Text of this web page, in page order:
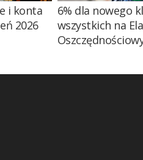
i konta
2026
6% dla nowego
wszystkich na